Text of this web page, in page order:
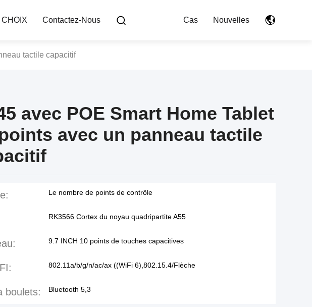
Contactez-Nous Cas Nouvelles
tactile capacitif
avec POE Smart Home Tablet
avec un panneau tactile
Le nombre de points de contrôle
RK3566 Cortex du noyau quadripartite A55
9.7 INCH 10 points de touches capacitives
802.11a/b/g/n/ac/ax ((WiFi 6),802.15.4/Flèche
boulets: Bluetooth 5,3